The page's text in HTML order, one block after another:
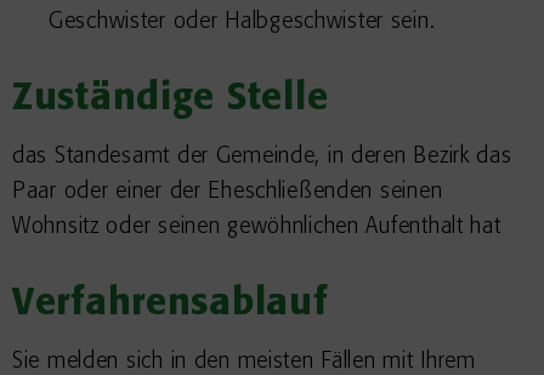
Geschwister oder Halbgeschwister sein.
Zuständige Stelle
das Standesamt der Gemeinde, in deren Bezirk das
Paar oder einer der Eheschließenden seinen
Wohnsitz oder seinen gewöhnlichen Aufenthalt hat
Verfahrensablauf
Sie melden sich in den meisten Fällen mit Ihrem